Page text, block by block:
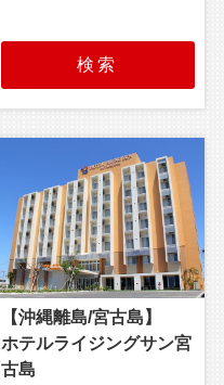
検索
【沖縄離島/宮古島】
ホテルライジングサン宮
古島